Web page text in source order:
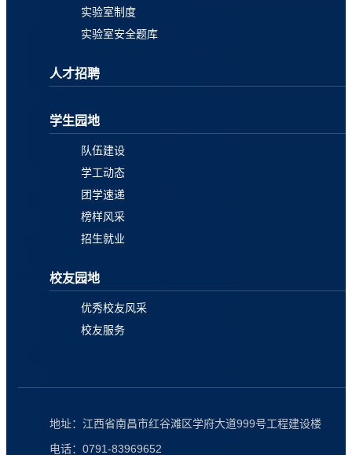
实验室制度
实验室安全题库
人才招聘
学生园地
队伍建设
学工动态
团学速递
榜样风采
招生就业
校友园地
优秀校友风采
校友服务
地址：江西省南昌市红谷滩区学府大道999号工程建设楼
电话：0791-83969652